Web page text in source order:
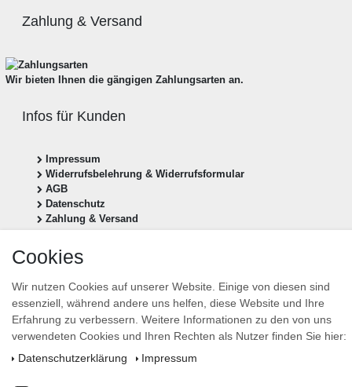
Zahlung & Versand
Wir bieten Ihnen die gängigen Zahlungsarten an.
Infos für Kunden
Impressum
Widerrufsbelehrung & Widerrufsformular
AGB
Datenschutz
Zahlung & Versand
Newsletter anmelden
E-MAIL **
Newsletter
Honig
kann ich jederzeit widerrufen.**
Cookies
Wir nutzen Cookies auf unserer Website. Einige von diesen sind
essenziell, während andere uns helfen, diese Website und Ihre
Erfahrung zu verbessern. Weitere Informationen zu den von uns
verwendeten Cookies und Ihren Rechten als Nutzer finden Sie hier:
Daten­schutz­erklärung
Impressum